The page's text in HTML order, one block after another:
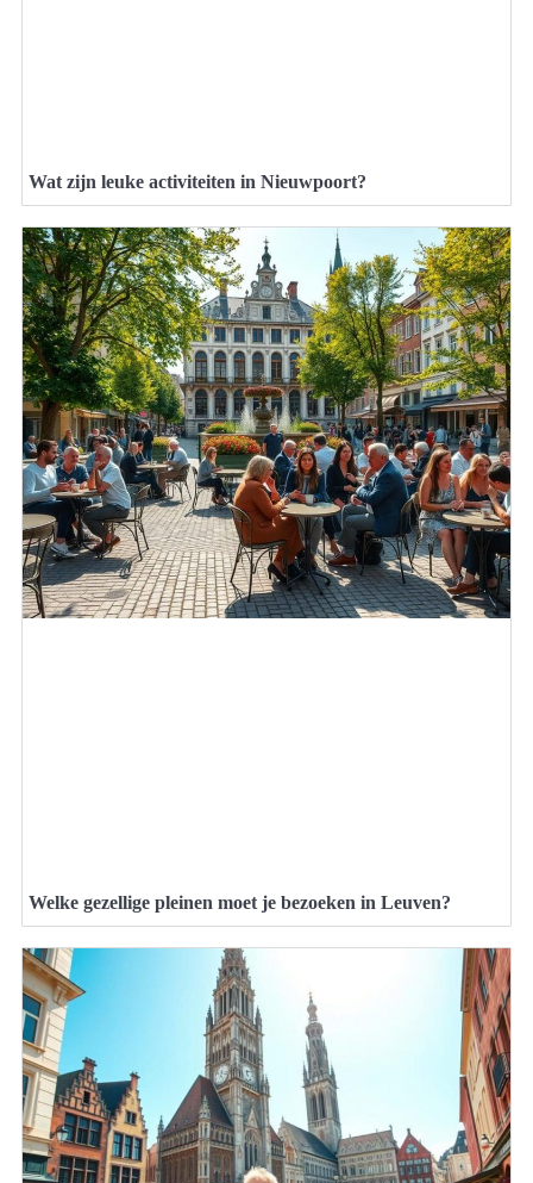
Wat zijn leuke activiteiten in Nieuwpoort?
Welke gezellige pleinen moet je bezoeken in Leuven?